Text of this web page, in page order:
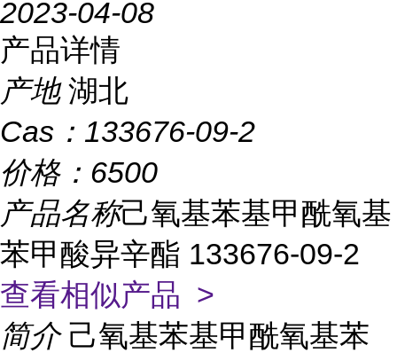
2023-04-08
产品详情
产地 湖北
Cas： 133676-09-2
价格： 6500
产品名称己氧基苯基甲酰氧基
苯甲酸异辛酯 133676-09-2
查看相似产品 >
简介 己氧基苯基甲酰氧基苯